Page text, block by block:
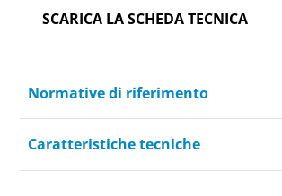
SCARICA LA SCHEDA TECNICA
Normative di riferimento
Caratteristiche tecniche